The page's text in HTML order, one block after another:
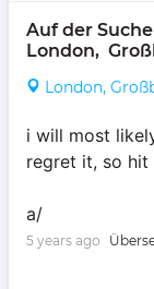
Auf der
London,
London,
i will most
regret it, so hit
a/
5 years ago